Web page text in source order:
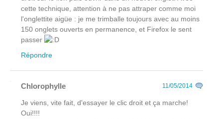
cette technique, attention à ne pas attraper comme moi
l'onglettite aigüe : je me trimballe toujours avec au moins
150 onglets ouverts en permanence, et Firefox le sent
passer
Répondre
Chlorophylle 11/05/2014
Je viens, vite fait, d'essayer le clic droit et ça marche!
Oui!!!!